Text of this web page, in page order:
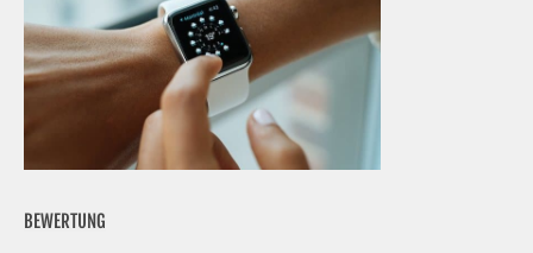
BEWERTUNG